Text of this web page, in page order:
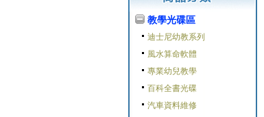
教學光碟區
迪士尼幼教系列
風水算命軟體
專業幼兒教學
百科全書光碟
汽車資料維修